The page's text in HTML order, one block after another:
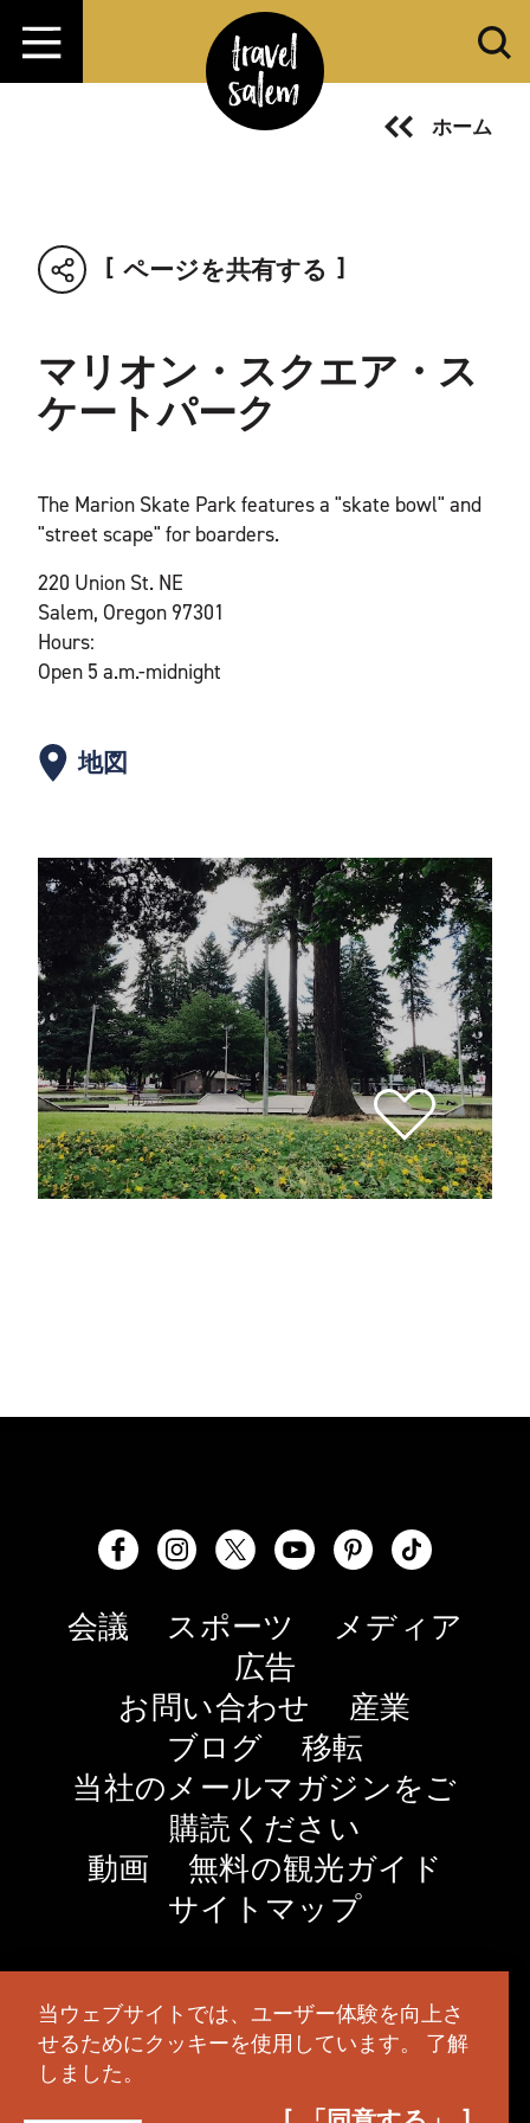
コンテンツへスキップ
ホーム
ページを共有する
マリオン・スクエア・ス
ケートパーク
The Marion Skate Park features a "skate bowl" and
"street scape" for boarders.
220 Union St. NE
Salem, Oregon 97301
Hours:
Open 5 a.m.-midnight
地図
会議 スポーツ
メディア
広告
お問い合わせ
産業
ブログ
移転
当社のメールマガジンをご
購読ください
動画
無料の観光ガイド
サイトマップ
ン州セーラム - (503) 581 4325- 郵送先住所：630
Center St. NE, Salem, OR 97301
当ウェブサイトでは、ユーザー体験を向上さ
せるためにクッキーを使用しています。 了解
しました。